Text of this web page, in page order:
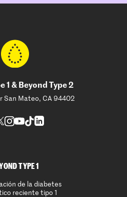
1 & Beyond Type 2
San Mateo, CA 94402
TYPE 1
de la diabetes
reciente tipo 1